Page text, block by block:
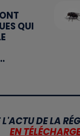
QUI
DE LA
EN